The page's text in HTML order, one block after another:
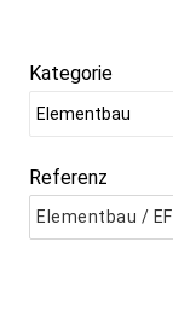
Kategorie
Elementbau
Referenz
Elementbau /